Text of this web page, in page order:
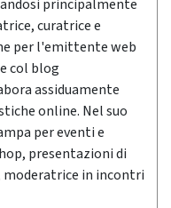
principalmente
curatrice e
per l'emittente web
col blog
assiduamente
online. Nel suo
per eventi e
presentazioni di
moderatrice in incontri